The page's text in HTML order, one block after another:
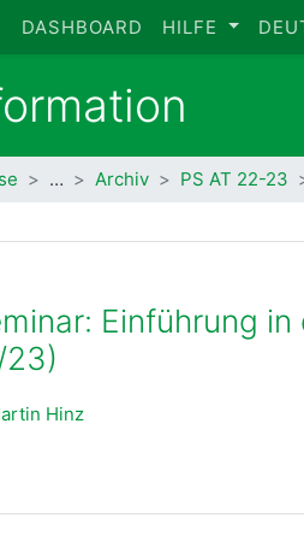
DASHBOARD HILFE
… Archiv PS AT 22-23
Einführung
Hinz